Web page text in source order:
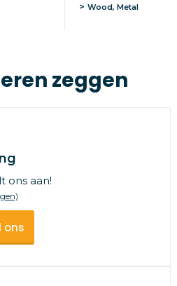
Wood, Metal
zeggen
ons aan!
ons